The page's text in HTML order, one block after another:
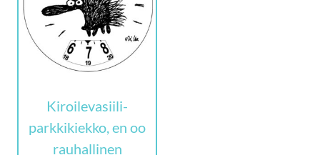
Kiroilevasiili-
parkkikiekko, en oo
rauhallinen